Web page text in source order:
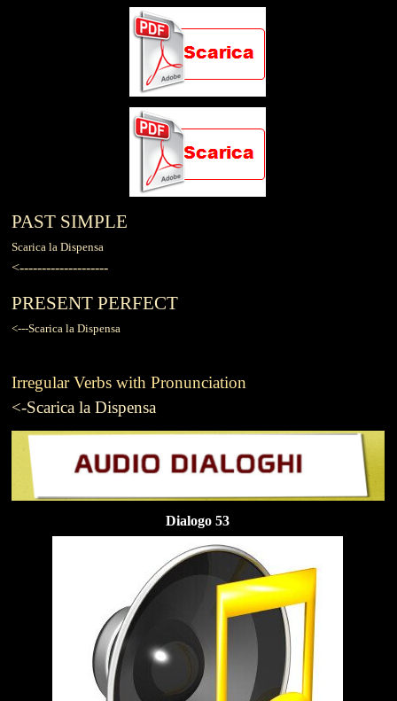
PAST SIMPLE
Scarica la Dispensa
<--------------------
PRESENT PERFECT
<---Scarica la Dispensa
Irregular Verbs with Pronunciation
<-Scarica la Dispensa
Dialogo 53